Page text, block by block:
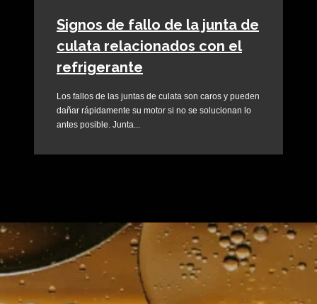
Signos de fallo de la junta de
culata relacionados con el
refrigerante
Los fallos de las juntas de culata son caros y pueden
dañar rápidamente su motor si no se solucionan lo
antes posible. Junta...